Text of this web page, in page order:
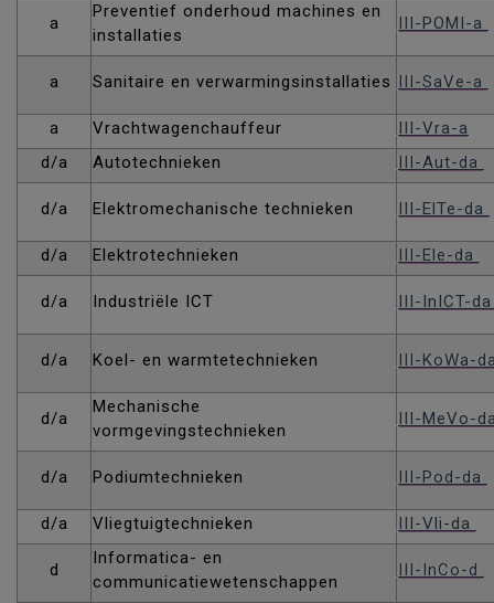
a
Preventief onderhoud machines en
installaties
III-POMI-a
a Sanitaire en verwarmingsinstallaties III-SaVe-a
a Vrachtwagenchauffeur
III-Vra-a
d/a
Autotechnieken III-Aut-da
d/a Elektromechanische technieken III-ElTe-da
d/a Elektrotechnieken III-Ele-da
d/a Industriële ICT III-InICT-
d/a Koel- en warmtetechnieken III-KoWa-
d/a
Mechanische
vormgevingstechnieken
III-MeVo-
d/a Podiumtechnieken III-Pod-da
d/a Vliegtuigtechnieken III-Vli-da
d
Informatica- en
communicatiewetenschappen
III-InCo-d